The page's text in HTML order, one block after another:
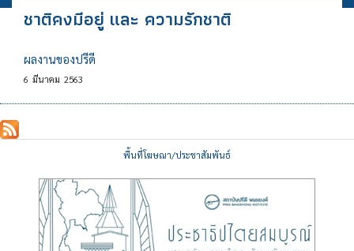
ชาติคงมีอยู่ และ ความรักชาติ
ผลงานของปรีดี
6 มีนาคม 2563
พื้นที่โฆษณา/ประชาสัมพันธ์